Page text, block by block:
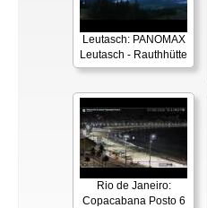
Leutasch: PANOMAX
Leutasch - Rauthhütte
Rio de Janeiro:
Copacabana Posto 6